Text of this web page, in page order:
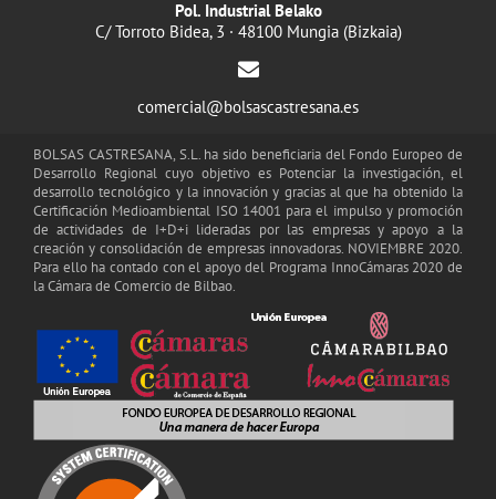
Pol. Industrial Belako
C/ Torroto Bidea, 3 · 48100 Mungia (Bizkaia)
comercial@bolsascastresana.es
BOLSAS CASTRESANA, S.L. ha sido beneficiaria del Fondo Europeo de
Desarrollo Regional cuyo objetivo es Potenciar la investigación, el
desarrollo tecnológico y la innovación y gracias al que ha obtenido la
Certificación Medioambiental ISO 14001 para el impulso y promoción
de actividades de I+D+i lideradas por las empresas y apoyo a la
creación y consolidación de empresas innovadoras. NOVIEMBRE 2020.
Para ello ha contado con el apoyo del Programa InnoCámaras 2020 de
la Cámara de Comercio de Bilbao.